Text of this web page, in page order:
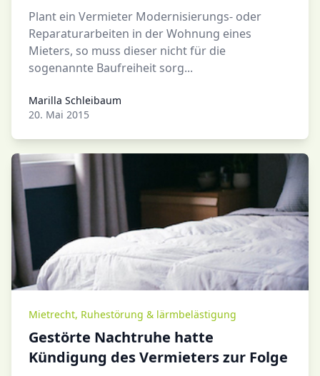
Plant ein Vermieter Modernisierungs- oder
Reparaturarbeiten in der Wohnung eines
Mieters, so muss dieser nicht für die
sogenannte Baufreiheit sorg...
Marilla Schleibaum
Marilla Schleibaum
20. Mai 2015
Mietrecht, Ruhestörung & lärmbelästigung
Gestörte Nachtruhe hatte
Kündigung des Vermieters zur Folge